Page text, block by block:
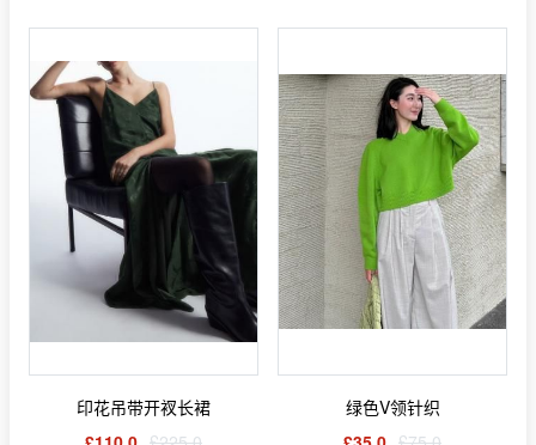
印花吊带开衩长裙
绿色V领针织